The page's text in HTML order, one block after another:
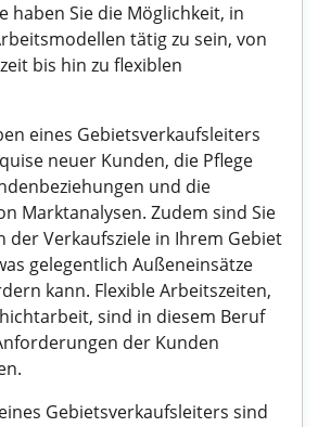
haben Sie die Möglichkeit, in
tätig zu sein, von
bis hin zu flexiblen
eines Gebietsverkaufsleiters
neuer Kunden, die Pflege
und die
Marktanalysen. Zudem sind Sie
der Verkaufsziele in Ihrem Gebiet
gelegentlich Außeneinsätze
kann. Flexible Arbeitszeiten,
sind in diesem Beruf
der Kunden
Gebietsverkaufsleiters sind